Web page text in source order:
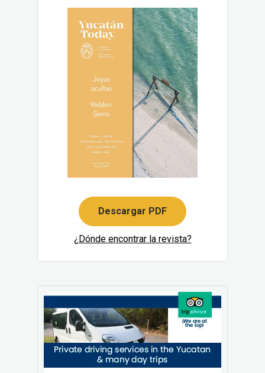
Descargar PDF
¿Dónde encontrar la revista?